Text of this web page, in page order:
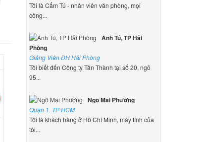
Tôi là Cẩm Tú - nhân viên văn phòng, mọi
công...
Anh Tú, TP Hải
Phòng
Giảng Viên ĐH Hải Phòng
Tôi biết đến Công ty Tân Thành tại số 20, ngõ
95...
Ngô Mai Phương
Quận 1. TP HCM
Tôi là khách hàng ở Hồ Chí Minh, máy tính của
tôi...